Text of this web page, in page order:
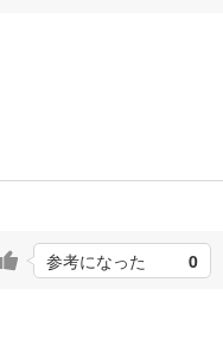
参考になった 0